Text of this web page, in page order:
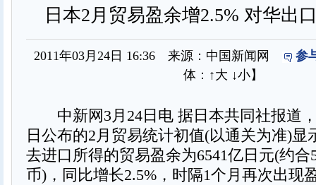
日本2月贸易盈余增2.5% 对华出
2011年03月24日 16:36 来源：中国新闻网
参
体： ↑大 ↓小】
中新网3月24日电 据日本共同社报道
日公布的2月贸易统计初值(以通关为准)显
去进口所得的贸易盈余为6541亿日元(约合
币)，同比增长2.5%，时隔1个月再次出现